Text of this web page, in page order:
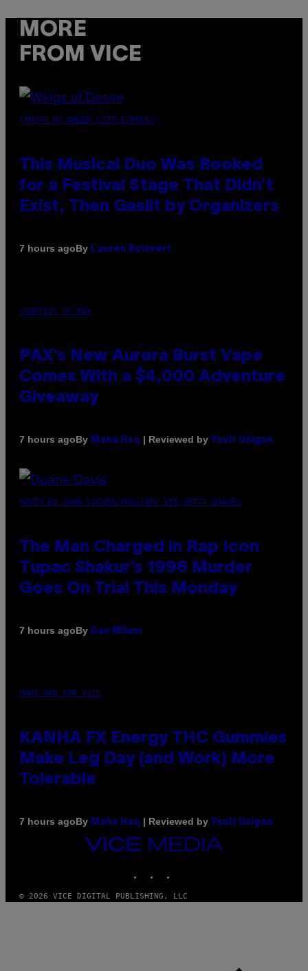
MORE
FROM VICE
(PHOTO BY AMBER LITTLE/PRESS)
This Musical Duo Was Booked
for a Festival Stage That Didn’t
Exist, Then Gaslit by Organizers
7 hours agoBy Lauren Boisvert
COURTESY OF PAX
PAX’s New Aurora Burst Vape
Comes With a $4,000 Adventure
Giveaway
7 hours agoBy Maha Haq | Reviewed by Ysolt Usigan
PHOTO BY JOHN LOCHER/POOL/AFP VIA GETTY IMAGES
The Man Charged in Rap Icon
Tupac Shakur’s 1996 Murder
Goes On Trial This Monday
7 hours agoBy Dan Milam
MAHA HAQ FOR VICE
KANHA FX Energy THC Gummies
Make Leg Day (and Work) More
Tolerable
7 hours agoBy Maha Haq | Reviewed by Ysolt Usigan
VICE
MEDIA
© 2026 VICE DIGITAL PUBLISHING, LLC